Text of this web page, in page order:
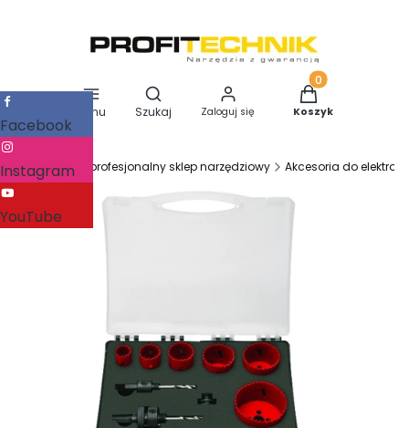
Menu
Otwórz wyszukiwarkę
Szukaj Zaloguj się
Produkty w
Koszyk
Profitechnik - profesjonalny sklep narzędziowy Akcesoria do
Facebook
Instagram
YouTube